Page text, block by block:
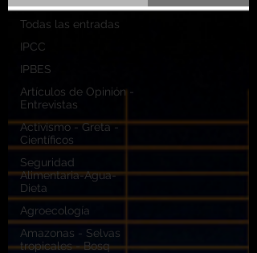
Todas las entradas
IPCC
IPBES
Artículos de Opinión -
Entrevistas
Activismo - Greta -
Científicos
Seguridad
Alimentaria-Agua-
Dieta
Agroecología
Amazonas - Selvas
tropicales - Bosq